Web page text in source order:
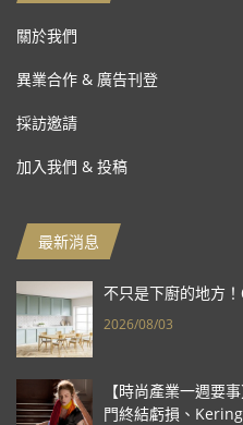
關於我們
異業合作 & 廣告刊登
採訪邀請
加入我們 & 投稿
最新消息
不只是下廚的地方
2026/08/03
【時尚產業一週要
門終結虧損、